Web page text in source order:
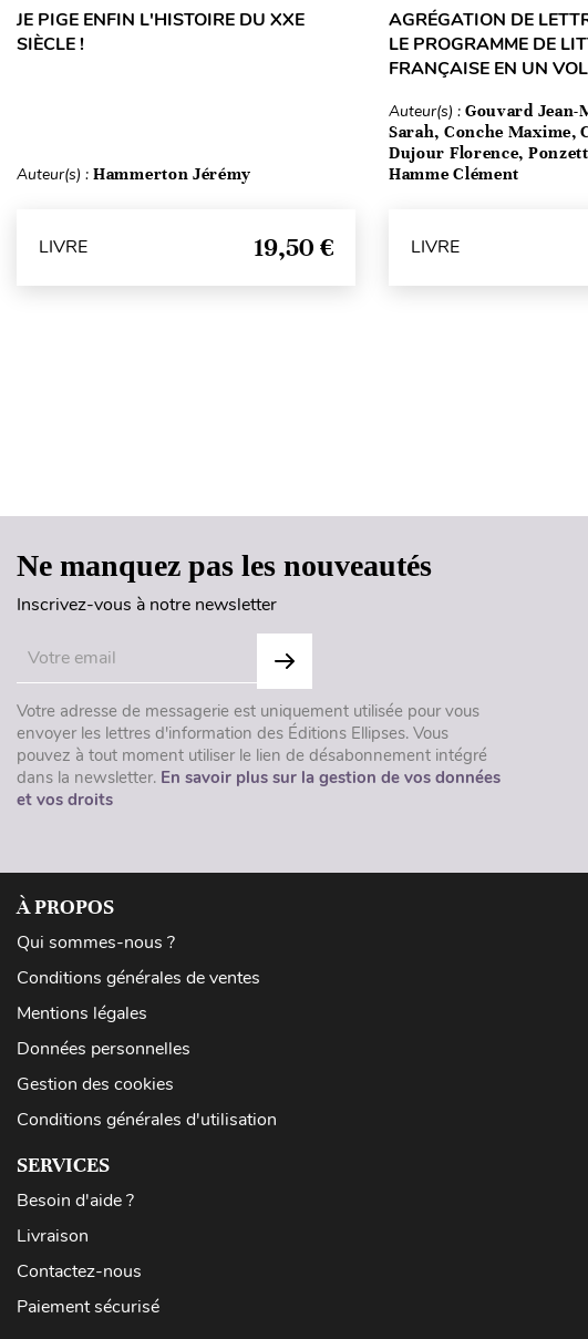
JE PIGE ENFIN L'HISTOIRE DU XXE
SIÈCLE !
Auteur(s) : Hammerton Jérémy
LIVRE 19,50 €
AGRÉGATION DE
LE PROGRAMME DE
FRANÇAISE EN UN
Auteur(s) : Gouvard Jean-
Sarah, Conche Maxime,
Dujour Florence,
Hamme Clément
LIVRE
Ne manquez pas les nouveautés
Inscrivez-vous à notre newsletter
Votre adresse de messagerie est uniquement utilisée pour vous
envoyer les lettres d'information des Éditions Ellipses. Vous
pouvez à tout moment utiliser le lien de désabonnement intégré
dans la newsletter. En savoir plus sur la gestion de vos données
et vos droits
À PROPOS
Qui sommes-nous ?
Conditions générales de ventes
Mentions légales
Données personnelles
Gestion des cookies
Conditions générales d'utilisation
SERVICES
Besoin d'aide ?
Livraison
Contactez-nous
Paiement sécurisé